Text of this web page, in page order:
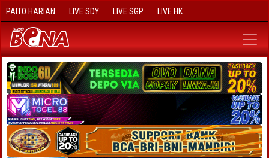
PAITO HARIAN LIVE SDY LIVE SGP LIVE HK